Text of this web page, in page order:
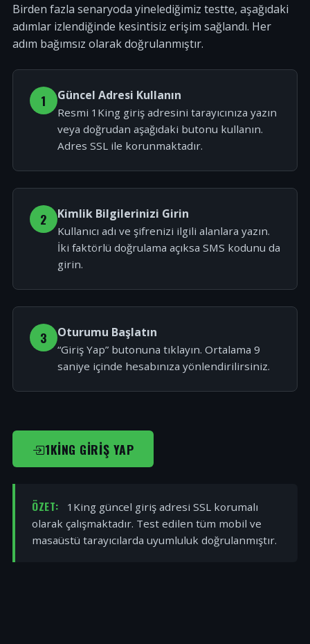
Birden fazla senaryoda yinelediğimiz testte, aşağıdaki
adımlar izlendiğinde kesintisiz erişim sağlandı. Her
adım bağımsız olarak doğrulanmıştır.
1 Güncel Adresi Kullanın
Resmi 1King giriş adresini tarayıcınıza yazın
veya doğrudan aşağıdaki butonu kullanın.
Adres SSL ile korunmaktadır.
2 Kimlik Bilgilerinizi Girin
Kullanıcı adı ve şifrenizi ilgili alanlara yazın.
İki faktörlü doğrulama açıksa SMS kodunu da
girin.
3 Oturumu Başlatın
“Giriş Yap” butonuna tıklayın. Ortalama 9
saniye içinde hesabınıza yönlendirilirsiniz.
1KING GIRIŞ YAP
ÖZET:
1King güncel giriş adresi SSL korumalı
olarak çalışmaktadır. Test edilen tüm mobil ve
masaüstü tarayıcılarda uyumluluk doğrulanmıştır.